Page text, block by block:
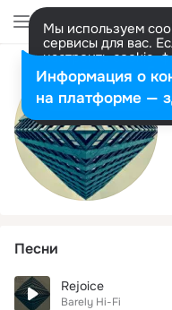
Мы используем
сервисы для вас.
настроить cookie-
представитель.
Разрешить все
Песни
Rejoice
Barely Hi-Fi
Информация о
на платформе —